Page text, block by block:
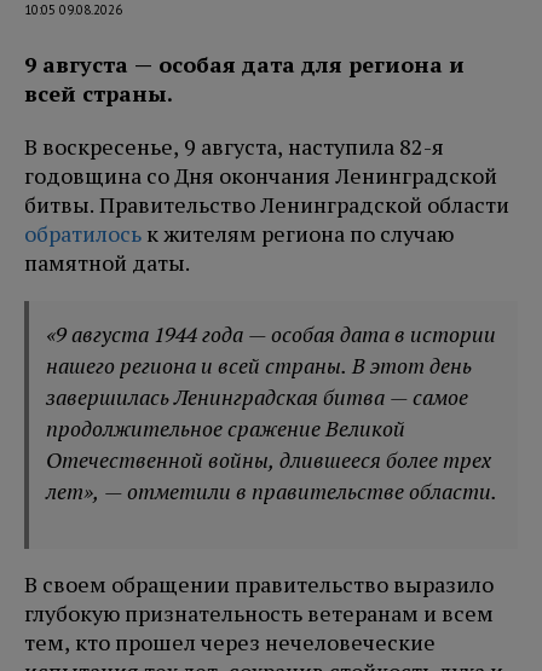
10:05 09.08.2026
9 августа — особая дата для региона и
всей страны.
В воскресенье, 9 августа, наступила 82-я
годовщина со Дня окончания Ленинградской
битвы. Правительство Ленинградской области
обратилось к жителям региона по случаю
памятной даты.
«9 августа 1944 года — особая дата в истории
нашего региона и всей страны. В этот день
завершилась Ленинградская битва — самое
продолжительное сражение Великой
Отечественной войны, длившееся более трех
лет», — отметили в правительстве области.
В своем обращении правительство выразило
глубокую признательность ветеранам и всем
тем, кто прошел через нечеловеческие